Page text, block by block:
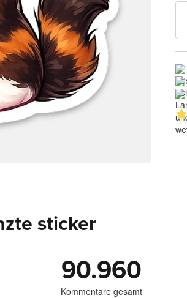
sticker
90.960
Kommentare gesamt